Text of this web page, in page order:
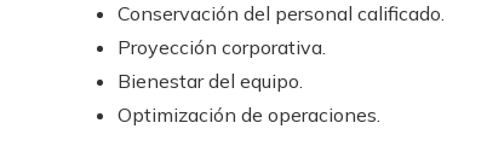
Conservación del personal calificado.
Proyección corporativa.
Bienestar del equipo.
Optimización de operaciones.